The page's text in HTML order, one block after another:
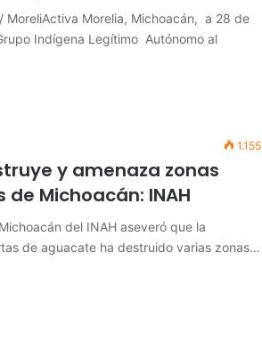
MoreliActiva Morelia, Michoacán, a 28 de
Indígena Legítimo Autónomo al
1.155
y amenaza zonas
Michoacán: INAH
del INAH aseveró que la
de aguacate ha destruido varias zonas…